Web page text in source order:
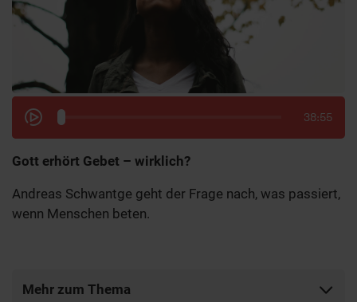
38:55
Gott erhört Gebet – wirklich?
Andreas Schwantge geht der Frage nach, was passiert,
wenn Menschen beten.
Mehr zum Thema